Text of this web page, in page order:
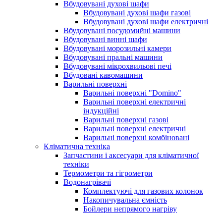
Вбудовувані духові шафи
Вбудовувані духові шафи газові
Вбудовувані духові шафи електричні
Вбудовувані посудомийні машини
Вбудовувані винні шафи
Вбудовувані морозильні камери
Вбудовувані пральні машини
Вбудовувані мікрохвильові печі
Вбудовані кавомашини
Варильні поверхні
Варильні поверхні "Domino"
Варильні поверхні електричні
індукційні
Варильні поверхні газові
Варильні поверхні електричні
Варильні поверхні комбіновані
Кліматична техніка
Запчастини і аксесуари для кліматичної
техніки
Термометри та гігрометри
Водонагрівачі
Комплектуючі для газових колонок
Накопичувальна ємність
Бойлери непрямого нагріву